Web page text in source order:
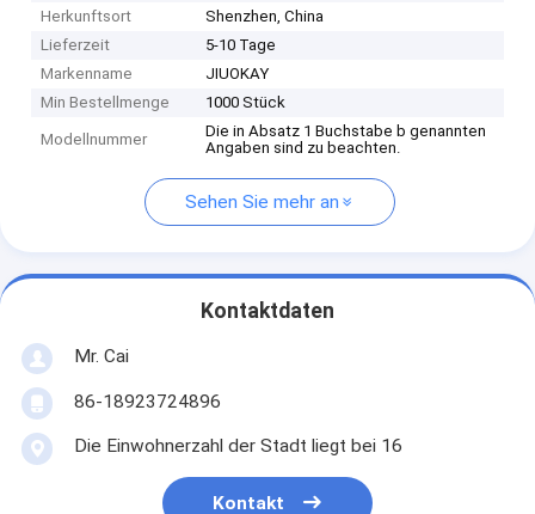
Herkunftsort
Shenzhen, China
Lieferzeit
5-10 Tage
Markenname
JIUOKAY
Min Bestellmenge
1000 Stück
Modellnummer
Die in Absatz 1 Buchstabe b genannten
Angaben sind zu beachten.
Sehen Sie mehr an
Kontaktdaten
Mr. Cai
86-18923724896
Die Einwohnerzahl der Stadt liegt bei 16
Kontakt